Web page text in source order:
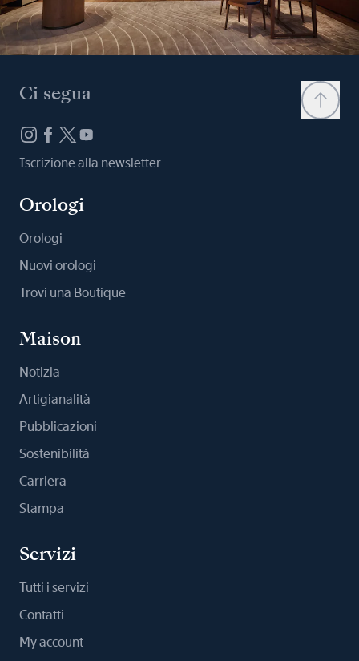
Ci segua
Iscrizione alla newsletter
Orologi
Orologi
Nuovi orologi
Trovi una Boutique
Maison
Notizia
Artigianalità
Pubblicazioni
Sostenibilità
Carriera
Stampa
Servizi
Tutti i servizi
Contatti
My account